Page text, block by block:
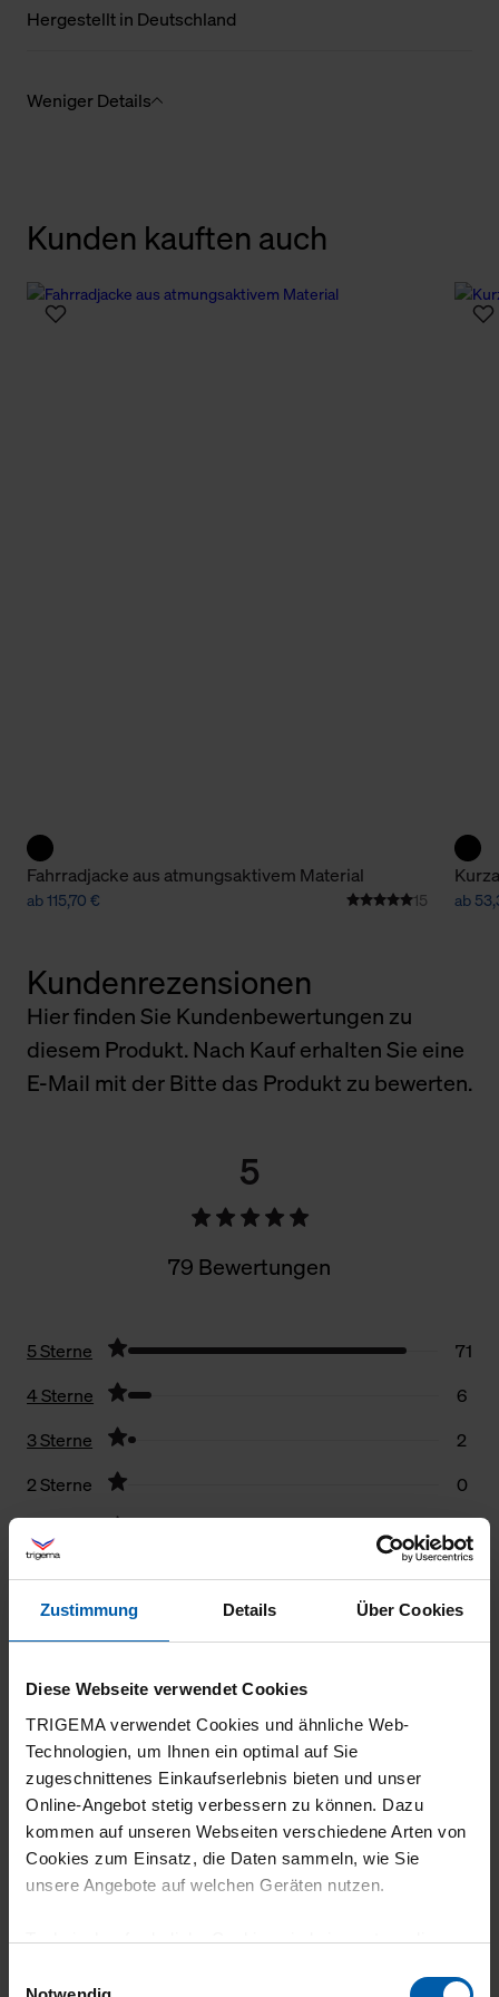
Zustimmung Details Über Cookies
Diese Webseite verwendet Cookies
TRIGEMA verwendet Cookies und ähnliche Web-
Technologien, um Ihnen ein optimal auf Sie
zugeschnittenes Einkaufserlebnis bieten und unser
Online-Angebot stetig verbessern zu können. Dazu
kommen auf unseren Webseiten verschiedene Arten von
Cookies zum Einsatz, die Daten sammeln, wie Sie
unsere Angebote auf welchen Geräten nutzen.
Technisch erforderliche Cookies sind eine notwendige
grundlegende Funktionen wie etwa zur Auswahl und
Hergestellt in Deutschland
Weniger Details
Kunden kauften auch
Fahrradjacke aus atmungsaktivem Material
ab 115,70 € 15 ab
Kundenrezensionen
Hier finden Sie Kundenbewertungen zu
diesem Produkt. Nach Kauf erhalten Sie eine
E-Mail mit der Bitte das Produkt zu bewerten.
5
79 Bewertungen
5 Sterne
71
4 Sterne
6
3 Sterne
2
2 Sterne
0
Filter zurücksetzen
10.07.2026
Alles Super
18.06.2026
5